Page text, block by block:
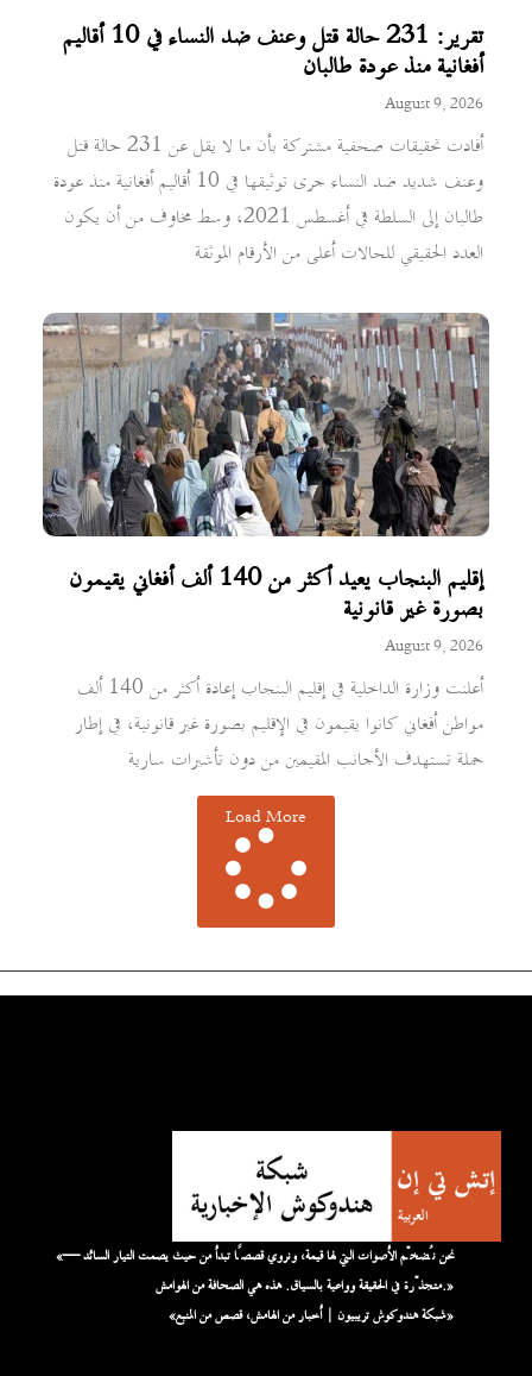
تقرير: 231 حالة قتل وعنف ضد النساء في 10 أقاليم
أفغانية منذ عودة طالبان
August 9, 2026
أفادت تحقيقات صحفية مشتركة بأن ما لا يقل عن 231 حالة قتل
وعنف شديد ضد النساء جرى توثيقها في 10 أقاليم أفغانية منذ عودة
طالبان إلى السلطة في أغسطس 2021، وسط مخاوف من أن يكون
العدد الحقيقي للحالات أعلى من الأرقام الموثقة
إقليم البنجاب يعيد أكثر من 140 ألف أفغاني يقيمون
بصورة غير قانونية
August 9, 2026
أعلنت وزارة الداخلية في إقليم البنجاب إعادة أكثر من 140 ألف
مواطن أفغاني كانوا يقيمون في الإقليم بصورة غير قانونية، في إطار
حملة تستهدف الأجانب المقيمين من دون تأشيرات سارية
Load More
«نحن نُضخّم الأصوات التي لها قيمة، ونروي قصصًا تبدأ من حيث يصمت التيار السائد —
متجذّرة في الحقيقة وواعية بالسياق. هذه هي الصحافة من الهوامش.»
«شبكة هندوكوش تريبيون | أخبار من الهامش، قصص من المنبع»